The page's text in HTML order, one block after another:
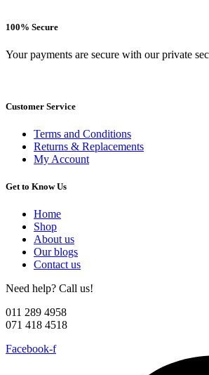
100% Secure
Your payments are secure with our private
Customer Service
Terms and Conditions
Returns & Replacements
My Account
Get to Know Us
Home
Shop
About us
Our blogs
Contact us
Need help? Call us!
011 289 4958
071 418 4518
Facebook-f